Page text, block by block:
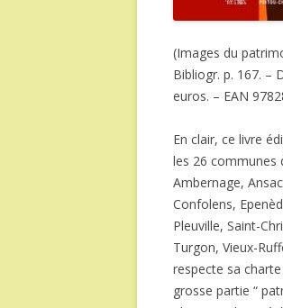
(Images du
Bibliogr. p. 167. –
euros. – EAN
En clair, ce livre
les 26 communes
Ambernage,
Confolens,
Pleuville, Saint-
Turgon, Vieux-
respecte sa
grosse partie “